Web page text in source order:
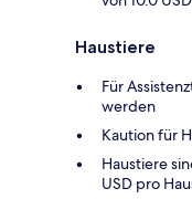
Haustiere
Für
werden
Kaution für
Haustiere
USD pro